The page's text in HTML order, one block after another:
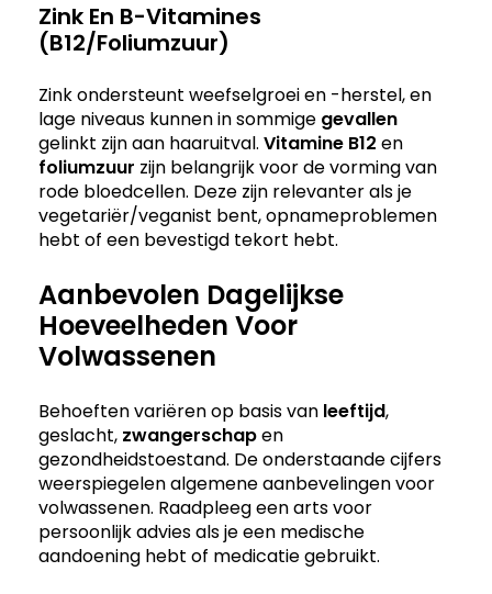
Zink En B-Vitamines
(B12/Foliumzuur)
Zink ondersteunt weefselgroei en -herstel, en
lage niveaus kunnen in sommige gevallen
gelinkt zijn aan haaruitval. Vitamine B12 en
foliumzuur zijn belangrijk voor de vorming van
rode bloedcellen. Deze zijn relevanter als je
vegetariër/veganist bent, opnameproblemen
hebt of een bevestigd tekort hebt.
Aanbevolen Dagelijkse
Hoeveelheden Voor
Volwassenen
Behoeften variëren op basis van leeftijd,
geslacht, zwangerschapen
gezondheidstoestand. De onderstaande cijfers
weerspiegelen algemene aanbevelingen voor
volwassenen. Raadpleeg een arts voor
persoonlijk advies als je een medische
aandoening hebt of medicatie gebruikt.